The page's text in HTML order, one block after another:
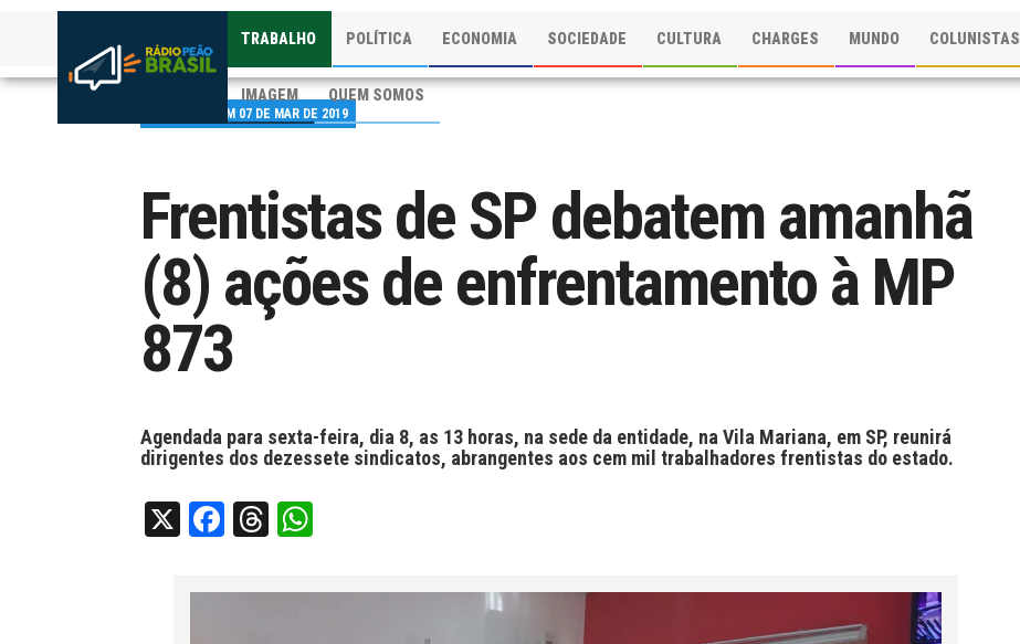
TRABALHO POLÍTICA ECONOMIA SOCIEDADE CULTURA CHARGES MUNDO COLUNISTAS
IMAGEM QUEM SOMOS
PUBLICADO EM 07 DE MAR DE 2019
Frentistas de SP debatem amanhã
(8) ações de enfrentamento à MP
873
Agendada para sexta-feira, dia 8, as 13 horas, na sede da entidade, na Vila Mariana, em SP, reunirá
dirigentes dos dezessete sindicatos, abrangentes aos cem mil trabalhadores frentistas do estado.
X Facebook
Threads